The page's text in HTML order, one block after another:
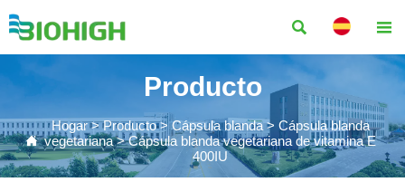
 
Producto

Hogar>Producto>Cápsula blanda> Cápsula blanda
vegetariana>Cápsula blanda vegetariana de vitamina E
400IU